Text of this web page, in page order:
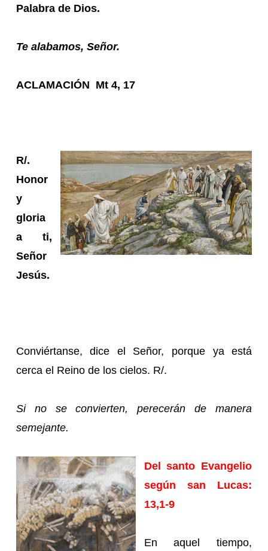
Palabra de Dios.
Te alabamos, Señor.
ACLAMACIÓN Mt 4, 17
R/.
Honor
y
gloria
a ti,
Señor
Jesús.
Conviértanse, dice el Señor, porque ya está
cerca el Reino de los cielos. R/.
Si no se convierten, perecerán de manera
semejante.
Del santo Evangelio
según san Lucas:
13,1-9
En aquel tiempo,